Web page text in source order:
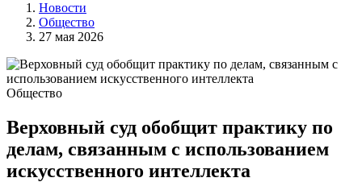
Новости
Общество
27 мая 2026
Общество
Верховный суд обобщит практику по
делам, связанным с использованием
искусственного интеллекта